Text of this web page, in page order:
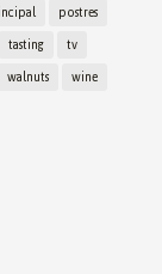
postres
tasting
tv
walnuts
wine